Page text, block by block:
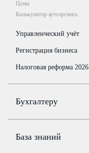
Цены
Калькулятор аутсорсинга
Управленческий учёт
Регистрация бизнеса
Налоговая реформа 2026
Бухгалтеру
Цены
База знаний